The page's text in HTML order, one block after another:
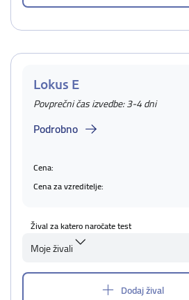
Lokus E
Povprečni čas izvedbe: 3-4 dni
Podrobno
Cena:
Cena za vzreditelje:
Žival za katero naročate test
Moje živali
Dodaj žival